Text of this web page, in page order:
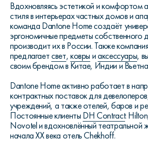
Вдохновляясь эстетикой и комфортом
стиля в интерьерах частных домов и
команда Dantone Home создаёт
эргономичные предметы собственного
производит их в России. Также компания
предлагаетсвет, ковры иаксессуары,
своим брендом в Китае, Индии и
Dantone Home активно работает в
контрактных поставок для
учреждений, а также отелей, баров и
Постоянные клиенты DH Contract:
Novotel и вдохновлённый театральной
начала XX века отель Chekhoff.